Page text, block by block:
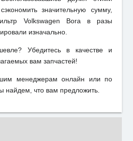
значительную сумму,
Volkswagen Bora в разы
изначально.
Убедитесь в качестве и
вам запчастей!
менеджерам онлайн или по
найдем, что вам предложить.